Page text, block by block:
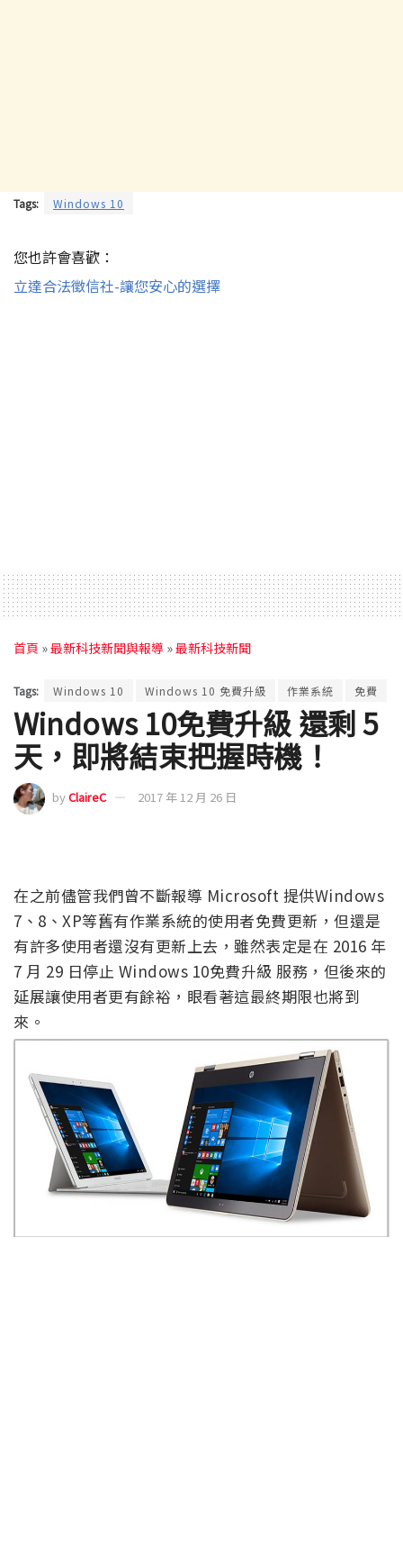
Tags: Windows 10
您也許會喜歡：
立達合法徵信社-讓您安心的選擇
首頁 »最新科技新聞與報導 »最新科技新聞
Tags: Windows 10 Windows 10 免費升級 作業系統 免費
Windows 10免費升級 還剩 5
天，即將結束把握時機！
byClaireC 2017 年 12 月 26 日
在之前儘管我們曾不斷報導 Microsoft 提供Windows
7、8、XP等舊有作業系統的使用者免費更新，但還是
有許多使用者還沒有更新上去，雖然表定是在 2016 年
7 月 29 日停止 Windows 10免費升級 服務，但後來的
延展讓使用者更有餘裕，眼看著這最終期限也將到
來。